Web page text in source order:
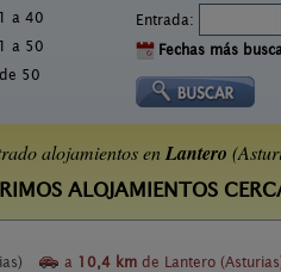
a 40
a 50
50
Entrada:
Fechas más
alojamientos enLantero
ALOJAMIENTOS
a 10,4 km de Lantero